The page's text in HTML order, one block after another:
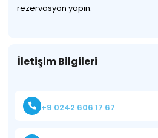
rezervasyon yapın.
İletişim Bilgileri
+9 0242 606 17 67